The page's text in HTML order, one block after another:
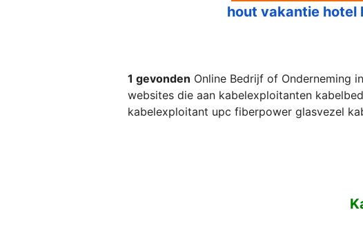
hout vakantie hotel
1 gevonden Online Bedrijf of Onderneming
websites die aan kabelexploitanten
kabelexploitant upc fiberpower glasvezel